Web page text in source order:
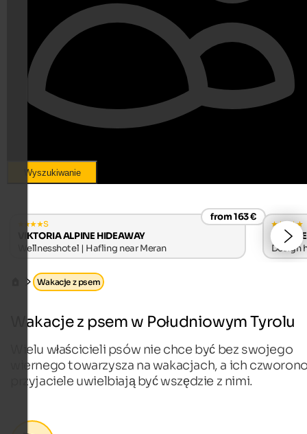
Wyszukiwanie
s
from 163 €
VIKTORIA ALPINE HIDEAWAY
Wellnesshotel | Hafling near Meran
Design
Wakacje z psem
Wakacje z psem w Południowym Tyrolu
Wielu właścicieli psów nie chce być bez swojego
wiernego towarzysza na wakacjach, a ich
przyjaciele uwielbiają być wszędzie z nimi.